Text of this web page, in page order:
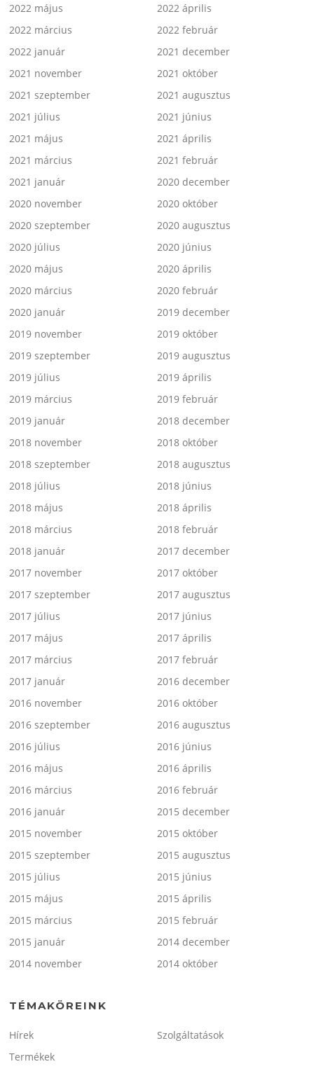
2022 május
2022 április
2022 március
2022 február
2022 január
2021 december
2021 november
2021 október
2021 szeptember
2021 augusztus
2021 július
2021 június
2021 május
2021 április
2021 március
2021 február
2021 január
2020 december
2020 november
2020 október
2020 szeptember
2020 augusztus
2020 július
2020 június
2020 május
2020 április
2020 március
2020 február
2020 január
2019 december
2019 november
2019 október
2019 szeptember
2019 augusztus
2019 július
2019 április
2019 március
2019 február
2019 január
2018 december
2018 november
2018 október
2018 szeptember
2018 augusztus
2018 július
2018 június
2018 május
2018 április
2018 március
2018 február
2018 január
2017 december
2017 november
2017 október
2017 szeptember
2017 augusztus
2017 július
2017 június
2017 május
2017 április
2017 március
2017 február
2017 január
2016 december
2016 november
2016 október
2016 szeptember
2016 augusztus
2016 július
2016 június
2016 május
2016 április
2016 március
2016 február
2016 január
2015 december
2015 november
2015 október
2015 szeptember
2015 augusztus
2015 július
2015 június
2015 május
2015 április
2015 március
2015 február
2015 január
2014 december
2014 november
2014 október
TÉMAKÖREINK
Hírek
Szolgáltatások
Termékek